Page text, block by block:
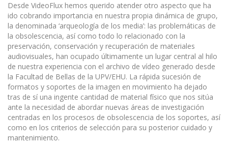
Desde VideoFlux hemos querido atender otro aspecto que ha
ido cobrando importancia en nuestra propia dinámica de grupo,
la denominada ‘arqueología de los media’: las problemáticas de
la obsolescencia, así como todo lo relacionado con la
preservación, conservación y recuperación de materiales
audiovisuales, han ocupado últimamente un lugar central al hilo
de nuestra experiencia con el archivo de vídeo generado desde
la Facultad de Bellas de la UPV/EHU. La rápida sucesión de
formatos y soportes de la imagen en movimiento ha dejado
tras de sí una ingente cantidad de material físico que nos sitúa
ante la necesidad de abordar nuevas áreas de investigación
centradas en los procesos de obsolescencia de los soportes, así
como en los criterios de selección para su posterior cuidado y
mantenimiento.